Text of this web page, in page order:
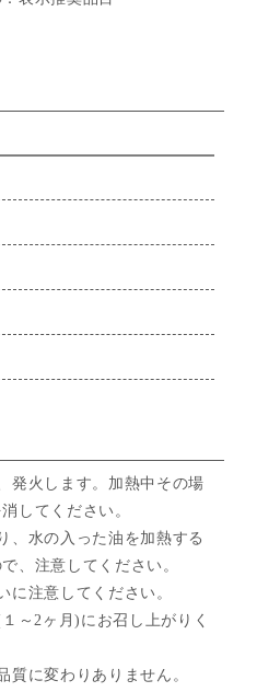
発火します。加熱中その場
してください。
、水の入った油を加熱する
、注意してください。
に注意してください。
～2ヶ月)にお召し上がりく
質に変わりありません。